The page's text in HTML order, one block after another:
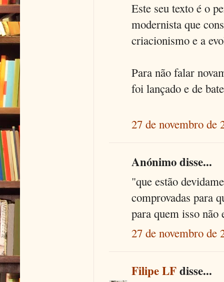
Este seu texto é o
modernista que
criacionismo e a
Para não falar
foi lançado e de
27 de novembro de
Anónimo disse...
"que estão
comprovadas para
para quem isso não
27 de novembro de
Filipe LFdisse...